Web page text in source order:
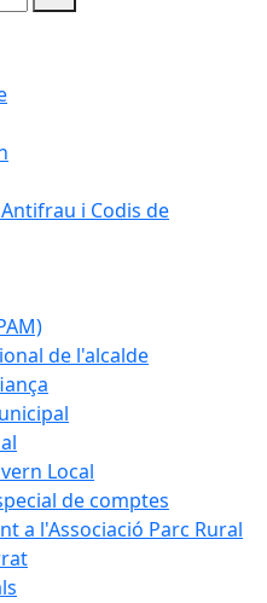
i Codis de
de l'alcalde
Local
de comptes
a l'Associació Parc Rural